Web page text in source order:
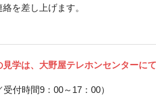
を差し上げます。
学は、大野屋テレホンセンターに
受付時間9：00～17：00）